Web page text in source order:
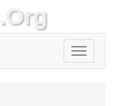
.Org
Toggle